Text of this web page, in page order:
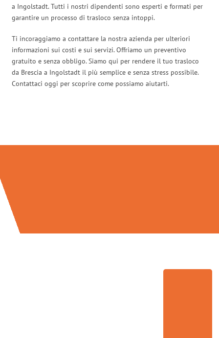
a Ingolstadt. Tutti i nostri dipendenti sono esperti e formati per
garantire un processo di trasloco senza intoppi.
Ti incoraggiamo a contattare la nostra azienda per ulteriori
informazioni sui costi e sui servizi. Offriamo un preventivo
gratuito e senza obbligo. Siamo qui per rendere il tuo trasloco
da Brescia a Ingolstadt il più semplice e senza stress possibile.
Contattaci oggi per scoprire come possiamo aiutarti.